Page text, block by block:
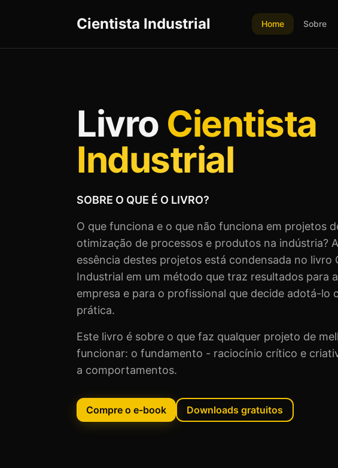
Cientista Industrial Home Sobre
Livro Cientista
Industrial
SOBRE O QUE É O LIVRO?
O que funciona e o que não funciona em projetos
otimização de processos e produtos na indústria? A
essência destes projetos está condensada no livro
Industrial em um método que traz resultados para a
empresa e para o profissional que decide adotá-lo
prática.
Este livro é sobre o que faz qualquer projeto de
funcionar: o fundamento - raciocínio crítico e
a comportamentos.
Compre o e-book Downloads gratuitos